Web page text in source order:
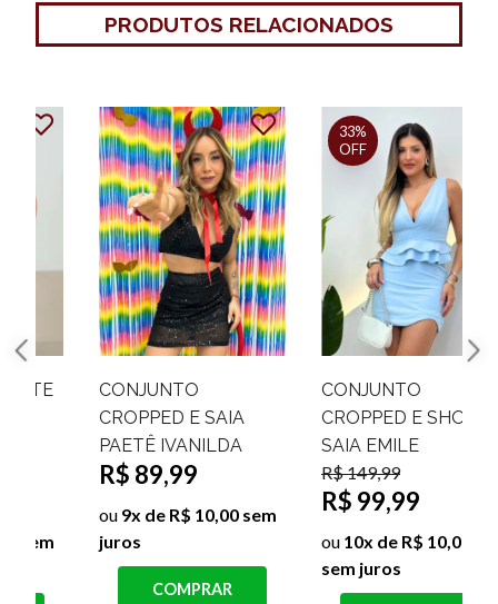
PRODUTOS RELACIONADOS
CONJUNTO
CROPPED E SHORT
SAIA MALHA ESCUBA
R$ 149,99
ou
10x de R$ 15,00
sem juros
CONJUNTO
CROPPED E SHORT
SAIA NAIANE
R$ 149,99
R$ 99,99
10x de R$ 10,00
sem juros
33%
OFF